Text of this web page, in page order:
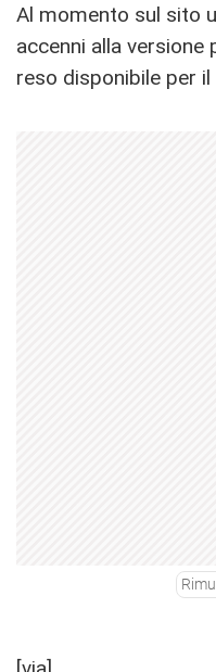
Al momento sul sito
accenni alla versione
reso disponibile per il